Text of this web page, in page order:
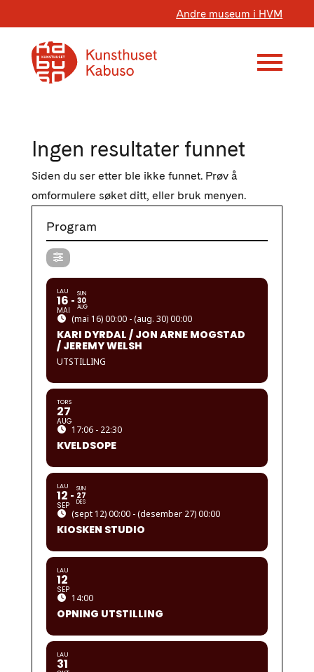
Andre museum i HVM
Ingen resultater funnet
Siden du ser etter ble ikke funnet. Prøv å
omformulere søket ditt, eller bruk menyen.
Program
LAU
16
MAI
SUN
30
AUG
(mai 16) 00:00 - (aug. 30) 00:00
KARI DYRDAL / JON ARNE MOGSTAD
/ JEREMY WELSH
UTSTILLING
TORS
27
AUG
17:06 - 22:30
KVELDSOPE
LAU
12
SEP
SUN
27
DES
(sept 12) 00:00 - (desember 27) 00:00
KIOSKEN STUDIO
LAU
12
SEP
14:00
OPNING UTSTILLING
LAU
31